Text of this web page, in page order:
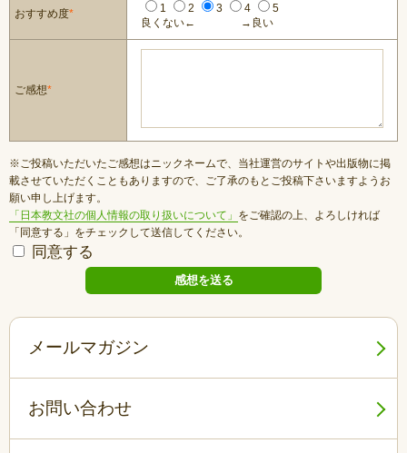
おすすめ度* 1 2 3 4
5
良くない←
→良い
ご感想*
※ご投稿いただいたご感想はニックネームで、当社運営のサイトや出版物に掲
載させていただくこともありますので、ご了承のもとご投稿下さいますようお
願い申し上げます。
「日本教文社の個人情報の取り扱いについて」 をご確認の上、よろしければ
「同意する」をチェックして送信してください。
同意する
メールマガジン
お問い合わせ